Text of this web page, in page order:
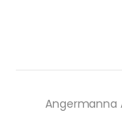
Angermanna